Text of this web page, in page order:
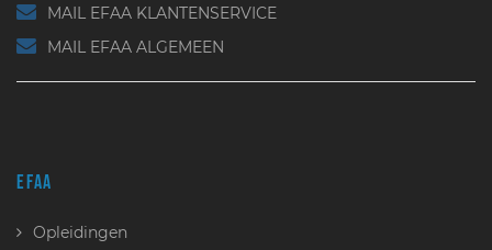
MAIL EFAA KLANTENSERVICE
MAIL EFAA ALGEMEEN
EFAA
Opleidingen